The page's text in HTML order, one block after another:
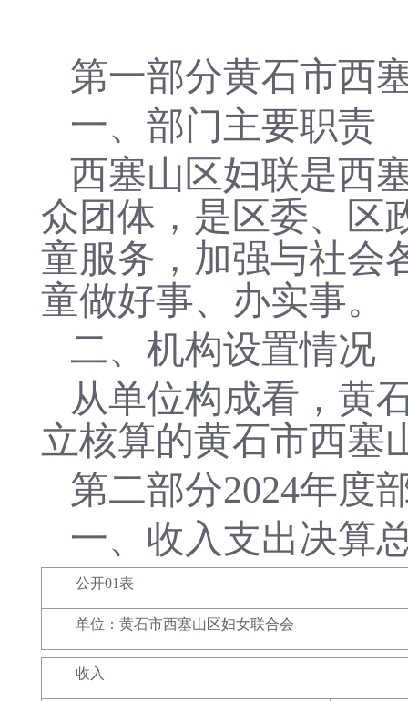
第一部分黄石市西
一、部门主要职责
西塞山区妇联是西
众团体，是区委、区
童服务，加强与社会
童做好事、办实事。
二、机构设置情况
从单位构成看， 黄
立核算的黄石市西塞
第二部分2024年度
一、收入支出决算
公开01表
单位：黄石市西塞山区妇女联合会
收入